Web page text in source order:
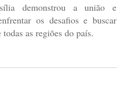
demonstrou a união e
os desafios e buscar
as regiões do país.